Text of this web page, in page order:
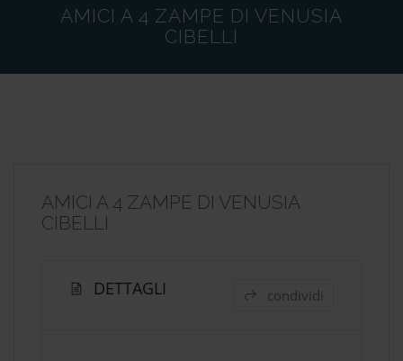
AMICI A 4 ZAMPE DI VENUSIA
CIBELLI
AMICI A 4 ZAMPE DI VENUSIA
CIBELLI
DETTAGLI condividi